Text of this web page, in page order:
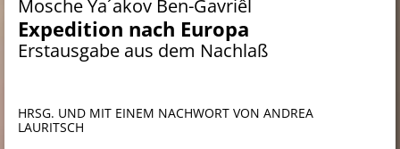
Mosche Ya´akov Ben-Gavriêl
Expedition nach Europa
Erstausgabe aus dem Nachlaß
HRSG. UND MIT EINEM NACHWORT VON ANDREA
LAURITSCH